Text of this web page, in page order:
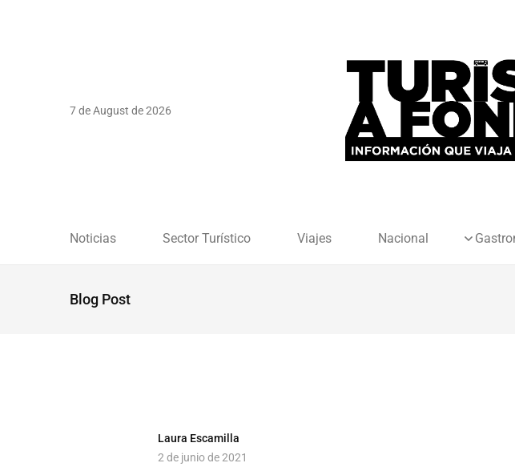
7 de August de 2026
Noticias Sector Turístico Viajes Nacional
Blog Post
Laura Escamilla
2 de junio de 2021